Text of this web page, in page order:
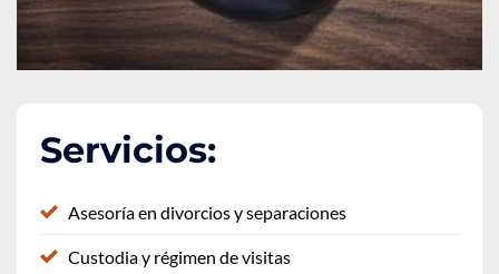
Servicios:
Asesoría en divorcios y separaciones
Custodia y régimen de visitas